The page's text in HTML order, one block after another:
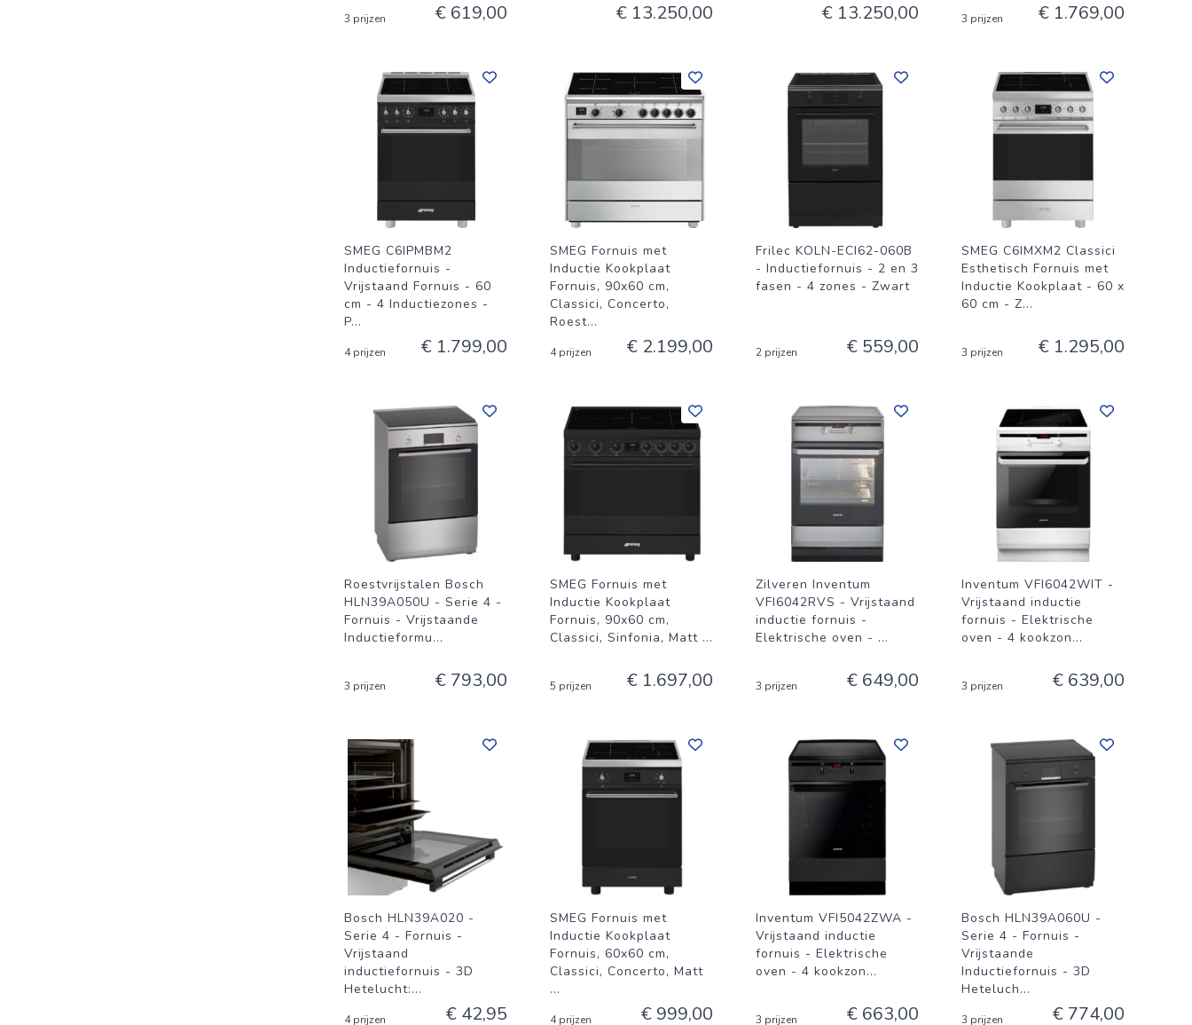
3 prijzen € 619,00 € 13.250,00 € 13.250,00 3 prijzen € 1.769,00
SMEG C6IPMBM2
Inductiefornuis -
Vrijstaand Fornuis - 60
cm - 4 Inductiezones -
P...
4 prijzen € 1.799,00
SMEG Fornuis met
Inductie Kookplaat
Fornuis, 90x60 cm,
Classici, Concerto,
Roest...
4 prijzen € 2.199,00
Frilec KOLN-ECI62-060B
- Inductiefornuis - 2 en 3
fasen - 4 zones - Zwart
2 prijzen € 559,00
SMEG C6IMXM2 Classici
Esthetisch Fornuis met
Inductie Kookplaat - 60 x
60 cm - Z...
3 prijzen € 1.295,00
Roestvrijstalen Bosch
HLN39A050U - Serie 4 -
Fornuis - Vrijstaande
Inductieformu...
3 prijzen € 793,00
SMEG Fornuis met
Inductie Kookplaat
Fornuis, 90x60 cm,
Classici, Sinfonia, Matt ...
5 prijzen € 1.697,00
Zilveren Inventum
VFI6042RVS - Vrijstaand
inductie fornuis -
Elektrische oven - ...
3 prijzen € 649,00
Inventum VFI6042WIT -
Vrijstaand inductie
fornuis - Elektrische
oven - 4 kookzon...
3 prijzen € 639,00
Bosch HLN39A020 -
Serie 4 - Fornuis -
Vrijstaand
inductiefornuis - 3D
Hetelucht:...
4 prijzen € 42,95
SMEG Fornuis met
Inductie Kookplaat
Fornuis, 60x60 cm,
Classici, Concerto, Matt
...
4 prijzen € 999,00
Inventum VFI5042ZWA -
Vrijstaand inductie
fornuis - Elektrische
oven - 4 kookzon...
3 prijzen € 663,00
Bosch HLN39A060U -
Serie 4 - Fornuis -
Vrijstaande
Inductiefornuis - 3D
Heteluch...
3 prijzen € 774,00